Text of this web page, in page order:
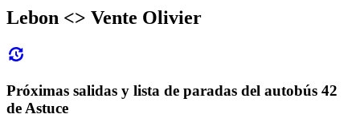
Lebon <> Vente Olivier
Próximas salidas y lista de paradas del autobús 42
de Astuce